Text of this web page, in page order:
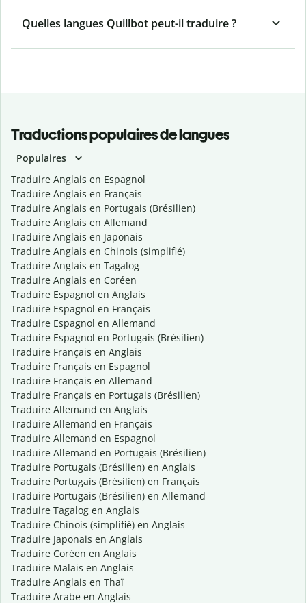
Quelles langues Quillbot peut-il traduire ?
Traductions populaires de langues
Populaires
Traduire Anglais en Espagnol
Traduire Anglais en Français
Traduire Anglais en Portugais (Brésilien)
Traduire Anglais en Allemand
Traduire Anglais en Japonais
Traduire Anglais en Chinois (simplifié)
Traduire Anglais en Tagalog
Traduire Anglais en Coréen
Traduire Espagnol en Anglais
Traduire Espagnol en Français
Traduire Espagnol en Allemand
Traduire Espagnol en Portugais (Brésilien)
Traduire Français en Anglais
Traduire Français en Espagnol
Traduire Français en Allemand
Traduire Français en Portugais (Brésilien)
Traduire Allemand en Anglais
Traduire Allemand en Français
Traduire Allemand en Espagnol
Traduire Allemand en Portugais (Brésilien)
Traduire Portugais (Brésilien) en Anglais
Traduire Portugais (Brésilien) en Français
Traduire Portugais (Brésilien) en Allemand
Traduire Tagalog en Anglais
Traduire Chinois (simplifié) en Anglais
Traduire Japonais en Anglais
Traduire Coréen en Anglais
Traduire Malais en Anglais
Traduire Anglais en Thaï
Traduire Arabe en Anglais